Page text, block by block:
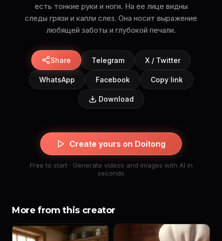
есть тонкие руки и ноги. На ее лице видны
следы грязи и капли слез. Она носит выражение
любящей заботы и глубокой печали.
Share Telegram X / Twitter
WhatsApp Facebook Copy link
Download
Create yours on Doitong
Free to start · Generate videos and images with AI in
seconds
More from this creator